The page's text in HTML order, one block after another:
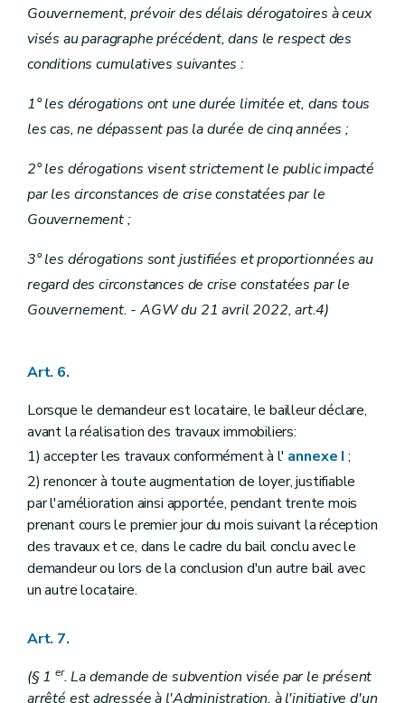
Gouvernement, prévoir des délais dérogatoires à ceux
visés au paragraphe précédent, dans le respect des
conditions cumulatives suivantes :
1° les dérogations ont une durée limitée et, dans tous
les cas, ne dépassent pas la durée de cinq années ;
2° les dérogations visent strictement le public impacté
par les circonstances de crise constatées par le
Gouvernement ;
3° les dérogations sont justifiées et proportionnées au
regard des circonstances de crise constatées par le
Gouvernement. - AGW du 21 avril 2022, art.4)
Art. 6.
Lorsque le demandeur est locataire, le bailleur déclare,
avant la réalisation des travaux immobiliers:
1) accepter les travaux conformément à l' annexe I ;
2) renoncer à toute augmentation de loyer, justifiable
par l'amélioration ainsi apportée, pendant trente mois
prenant cours le premier jour du mois suivant la réception
des travaux et ce, dans le cadre du bail conclu avec le
demandeur ou lors de la conclusion d'un autre bail avec
un autre locataire.
Art. 7.
(§ 1er. La demande de subvention visée par le présent
arrêté est adressée à l'Administration, à l'initiative d'un